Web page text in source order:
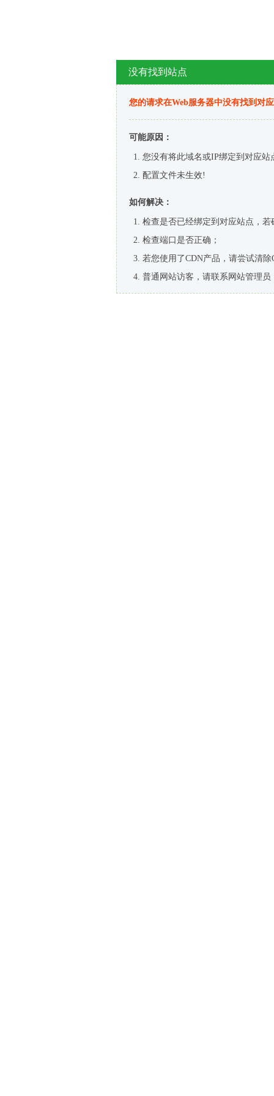
没有找到站点
您的请求在Web服务器中没有找到对
可能原因：
您没有将此域名或IP绑定到对应站
配置文件未生效!
如何解决：
检查是否已经绑定到对应站点，
检查端口是否正确；
若您使用了CDN产品，请尝试清除
普通网站访客，请联系网站管理员